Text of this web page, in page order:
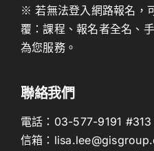
※ 若無法登入網路報名，
覆：課程、報名者全名、
為您服務。
聯絡我們
電話： 03-577-9191 #313
信箱：